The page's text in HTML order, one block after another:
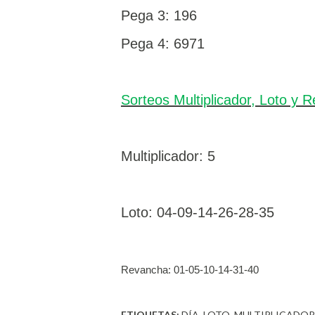
Pega 3: 196
Pega 4: 6971
Sorteos Multiplicador, Loto y
Multiplicador: 5
Loto: 04-09-14-26-28-35
Revancha: 01-05-10-14-31-40